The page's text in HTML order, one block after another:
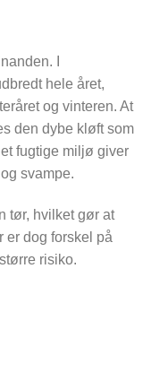
I
hele året,
og vinteren. At
den dybe kløft som
fugtige miljø giver
svampe.
tør, hvilket gør at
er dog forskel på
risiko.